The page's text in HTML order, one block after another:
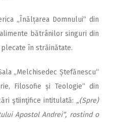
„Înălțarea Domnului“ din
bătrânilor singuri din
în străinătate.
„Melchisedec Ștefănescu“
Filosofie și Teologie“ din
ştiinţifice intitulată: „(Spre)
Apostol Andrei“, rostind o